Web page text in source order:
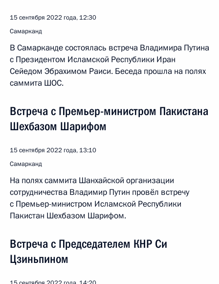
15 сентября 2022 года, 12:30
Самарканд
В Самарканде состоялась встреча Владимира Путина
с Президентом Исламской Республики Иран
Сейедом Эбрахимом Раиси. Беседа прошла на полях
саммита ШОС.
Встреча с Премьер-министром Пакистана
Шехбазом Шарифом
15 сентября 2022 года, 13:10
Самарканд
На полях саммита Шанхайской организации
сотрудничества Владимир Путин провёл встречу
с Премьер-министром Исламской Республики
Пакистан Шехбазом Шарифом.
Встреча с Председателем КНР Си
Цзиньпином